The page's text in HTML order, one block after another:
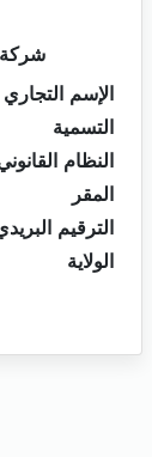
شركة
الإسم التجاري
التسمية
النظام
المقر
الترقيم
الولاية